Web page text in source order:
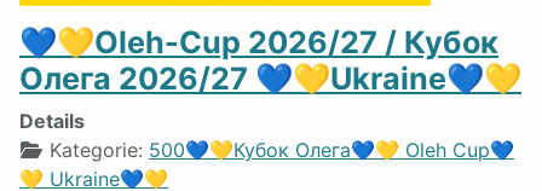
💙💛Oleh-Cup 2026/27 / Кубок
Олега 2026/27 💙💛Ukraine💙💛
Details
Kategorie: 500💙💛Кубок Олега💙💛 Oleh Cup💙
💛 Ukraine💙💛